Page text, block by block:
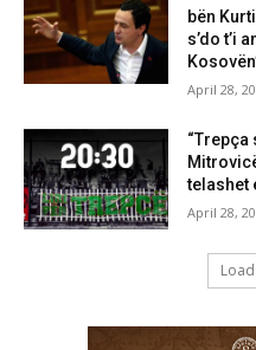
bën
s’do t’i
April 28,
“Trepça
telashet
April 28,